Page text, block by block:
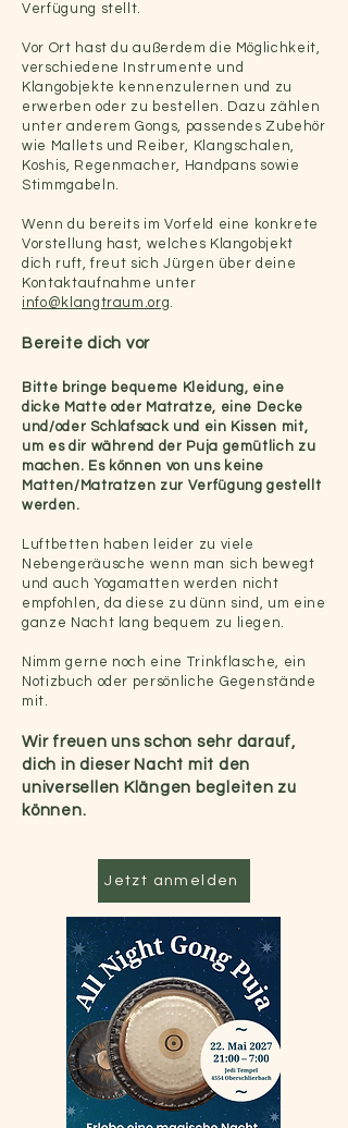
Verfügung stellt.
Vor Ort hast du außerdem die Möglichkeit,
verschiedene Instrumente und
Klangobjekte kennenzulernen und zu
erwerben oder zu bestellen. Dazu zählen
unter anderem Gongs, passendes Zubehör
wie Mallets und Reiber, Klangschalen,
Koshis, Regenmacher, Handpans sowie
Stimmgabeln.
Wenn du bereits im Vorfeld eine konkrete
Vorstellung hast, welches Klangobjekt
dich ruft, freut sich Jürgen über deine
Kontaktaufnahme unter
info@klangtraum.org.
Bereite dich vor
Bitte bringe bequeme Kleidung, eine
dicke Matte oder Matratze, eine Decke
und/oder Schlafsack und ein Kissen mit,
um es dir während der Puja gemütlich zu
machen. Es können von uns keine
Matten/Matratzen zur Verfügung gestellt
werden.
Luftbetten haben leider zu viele
Nebengeräusche wenn man sich bewegt
und auch Yogamatten werden nicht
empfohlen, da diese zu dünn sind, um eine
ganze Nacht lang bequem zu liegen.
Nimm gerne noch eine Trinkflasche, ein
Notizbuch oder persönliche Gegenstände
mit.
Wir freuen uns schon sehr darauf,
dich in dieser Nacht mit den
universellen Klängen begleiten zu
können.
Jetzt anmelden